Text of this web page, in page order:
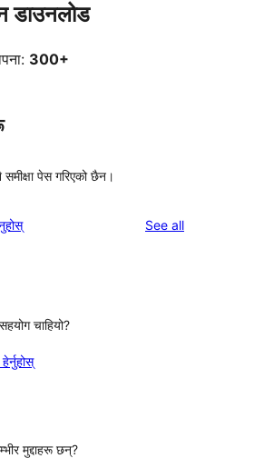
डाउनलोड
300+
पेस गरिएको छैन।
See allreviews
चाहियो?
मुद्दाहरू छन्?